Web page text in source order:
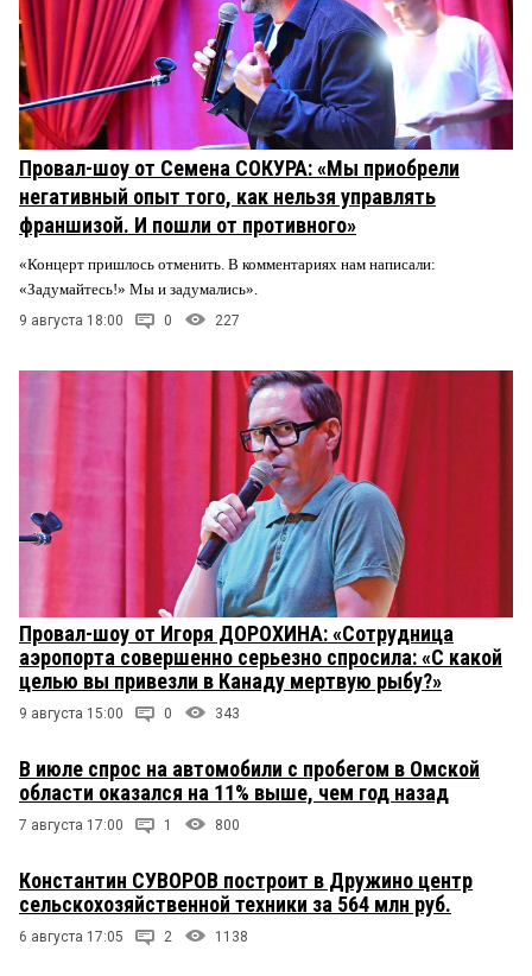
Провал-шоу от Семена СОКУРА: «Мы приобрели
негативный опыт того, как нельзя управлять
франшизой. И пошли от противного»
«Концерт пришлось отменить. В комментариях нам написали:
«Задумайтесь!» Мы и задумались».
9 августа 18:00 0 227
Провал-шоу от Игоря ДОРОХИНА: «Сотрудница
аэропорта совершенно серьезно спросила: «С какой
целью вы привезли в Канаду мертвую рыбу?»
9 августа 15:00 0 343
В июле спрос на автомобили с пробегом в Омской
области оказался на 11% выше, чем год назад
7 августа 17:00 1 800
Константин СУВОРОВ построит в Дружино центр
сельскохозяйственной техники за 564 млн руб.
6 августа 17:05 2 1138